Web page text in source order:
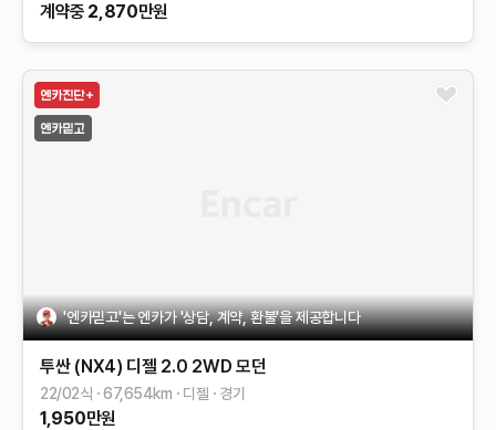
계약중 2,870만원
'엔카믿고'는 엔카가 '상담, 계약, 환불'을 제공합니다
투싼 (NX4) 디젤 2.0 2WD 모던
22/02식 67,654km 디젤 경기
1,950만원